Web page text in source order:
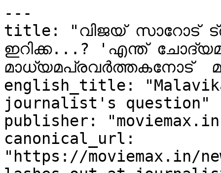
---
title: "വിജയ് സാറോട്
ഇറിക്ക...? 'എന്ത്
മാധ്യമപ്രവർത്തകനോട്
english_title:
journalist's question"
publisher:
canonical_url:
"https://moviemax.in/